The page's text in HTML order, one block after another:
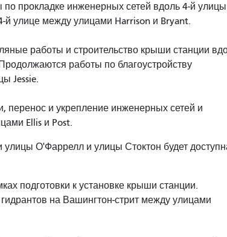
по прокладке инженерных сетей вдоль 4-й
й улице между улицами Harrison и Bryant.
работы и строительство крыши станции
работы по благоустройству
Jessie.
перенос и укрепление инженерных сетей и
Ellis и Post.
О'Фаррелл и улицы Стоктон будет
подготовки к установке крыши станции.
на Вашингтон-стрит между улицами